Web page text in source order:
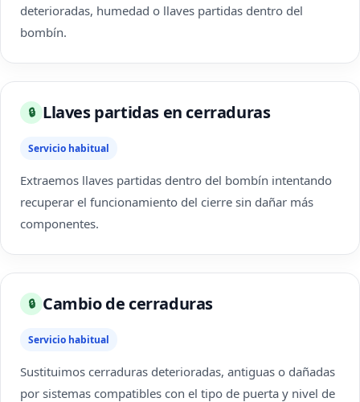
deterioradas, humedad o llaves partidas dentro del
bombín.
🔒 Llaves partidas en cerraduras
Servicio habitual
Extraemos llaves partidas dentro del bombín intentando
recuperar el funcionamiento del cierre sin dañar más
componentes.
🔒 Cambio de cerraduras
Servicio habitual
Sustituimos cerraduras deterioradas, antiguas o dañadas
por sistemas compatibles con el tipo de puerta y nivel de